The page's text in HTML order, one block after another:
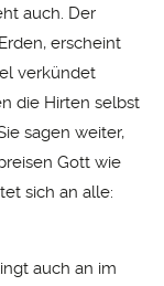
auch. Der
erscheint
verkündet
die Hirten selbst
sagen weiter,
Gott wie
sich an alle:
auch an im